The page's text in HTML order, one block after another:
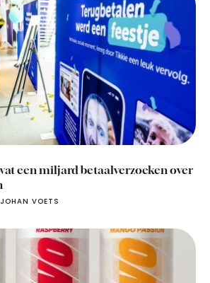
een miljard betaalverzoeken over
JOHAN VOETS